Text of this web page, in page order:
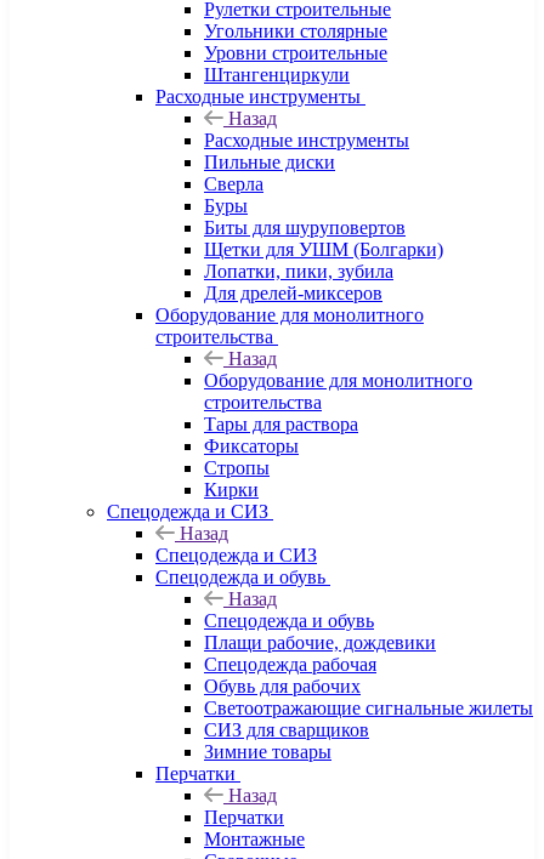
Рулетки строительные
Угольники столярные
Уровни строительные
Штангенциркули
Расходные инструменты
Назад
Расходные инструменты
Пильные диски
Сверла
Буры
Биты для шуруповертов
Щетки для УШМ (Болгарки)
Лопатки, пики, зубила
Для дрелей-миксеров
Оборудование для монолитного
строительства
Назад
Оборудование для монолитного
строительства
Тары для раствора
Фиксаторы
Стропы
Кирки
Спецодежда и СИЗ
Назад
Спецодежда и СИЗ
Спецодежда и обувь
Назад
Спецодежда и обувь
Плащи рабочие, дождевики
Спецодежда рабочая
Обувь для рабочих
Светоотражающие сигнальные жилеты
СИЗ для сварщиков
Зимние товары
Перчатки
Назад
Перчатки
Монтажные